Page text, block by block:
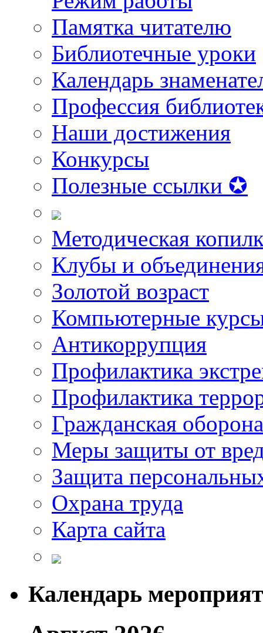
Памятка читателю
Библиотечные уроки
Календарь
Профессия
Наши достижения
Конкурсы
Полезные ссылки ✪
Методическая
Клубы и
Золотой возраст
Компьютерные
Антикоррупция
Профилактика
Профилактика
Гражданская оборона
Меры защиты от
Защита
Охрана труда
Карта сайта
Календарь